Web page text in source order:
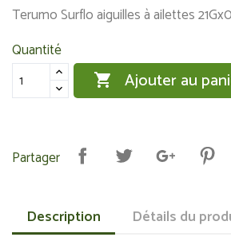
Terumo Surflo aiguilles à ailettes
Quantité
 Ajouter au
Partager
Description Détails du